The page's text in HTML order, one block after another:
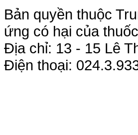
Bản quyền thuộc
ứng có hại của thuốc
Địa chỉ: 13 - 15 Lê
Điện thoại: